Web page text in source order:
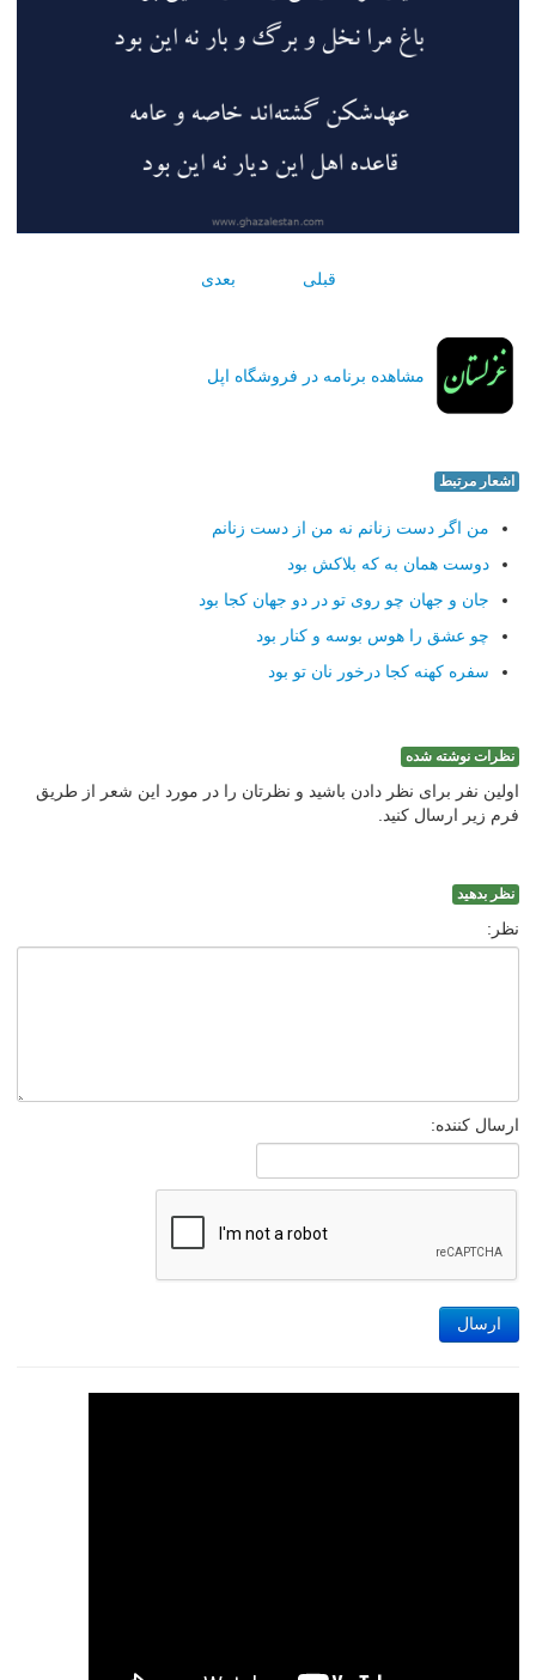
قبلی بعدی
مشاهده برنامه در فروشگاه اپل
اشعار مرتبط
من اگر دست زنانم نه من از دست زنانم
دوست همان به كه بلاكش بود
جان و جهان چو روی تو در دو جهان كجا بود
چو عشق را هوس بوسه و كنار بود
سفره كهنه كجا درخور نان تو بود
نظرات نوشته شده
اولین نفر برای نظر دادن باشید و نظرتان را در مورد این شعر از طریق
فرم زیر ارسال کنید.
نظر بدهید
نظر:
ارسال کننده:
ارسال